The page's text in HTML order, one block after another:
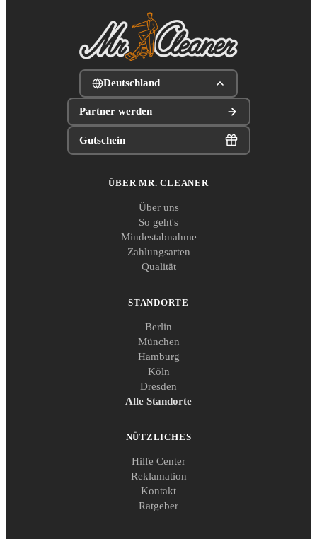
Deutschland
Partner werden
Gutschein
ÜBER MR. CLEANER
Über uns
So geht's
Mindestabnahme
Zahlungsarten
Qualität
STANDORTE
Berlin
München
Hamburg
Köln
Dresden
Alle Standorte
NÜTZLICHES
Hilfe Center
Reklamation
Kontakt
Ratgeber